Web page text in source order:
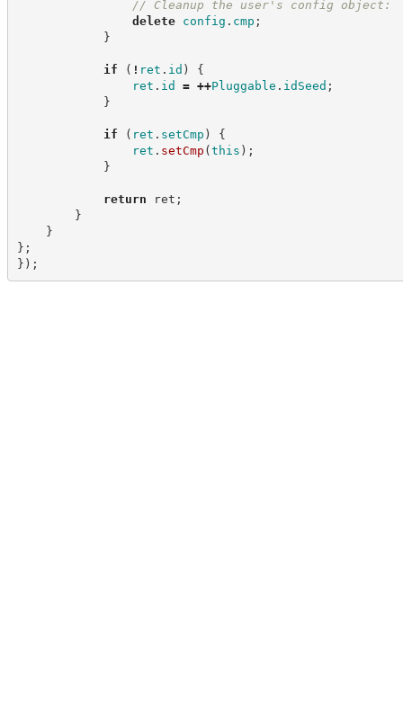
// Cleanup the user's config object:
delete
config . cmp ;
}
if ( ! ret . id )
{
ret . id = ++Pluggable . idSeed ;
}
if ( ret . setCmp )
{
ret . setCmp (this ) ;
}
return ret ;
}
}
} ;
} ) ;